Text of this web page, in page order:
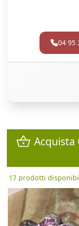
04 95
Acquista
17 prodotti